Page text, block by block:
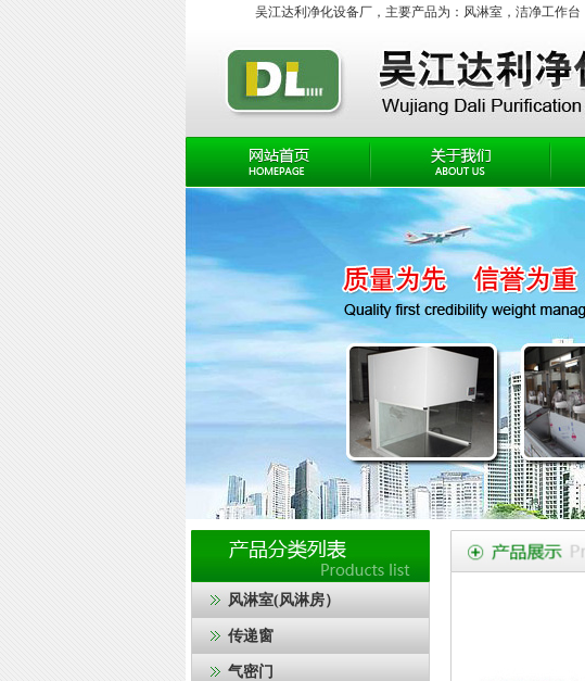
吴江达利净化设备厂，主要产品为： 风淋室 ， 洁净工作台
风淋室(风淋房）
传递窗
气密门